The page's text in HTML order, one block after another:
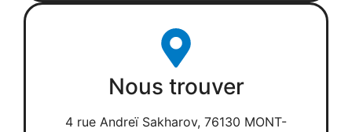
Nous trouver
4 rue Andreï Sakharov, 76130 MONT-